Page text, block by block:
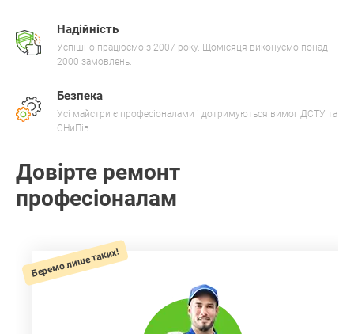
Надійність
Успішно працюємо з 2007 року. Щомісяця виконуємо понад
2000 замовлень.
Безпека
Усі майстри є професіоналами і дотримуються вимог ДСТУ та
СНиПів.
Довірте ремонт
професіоналам
Беремо лише таких!